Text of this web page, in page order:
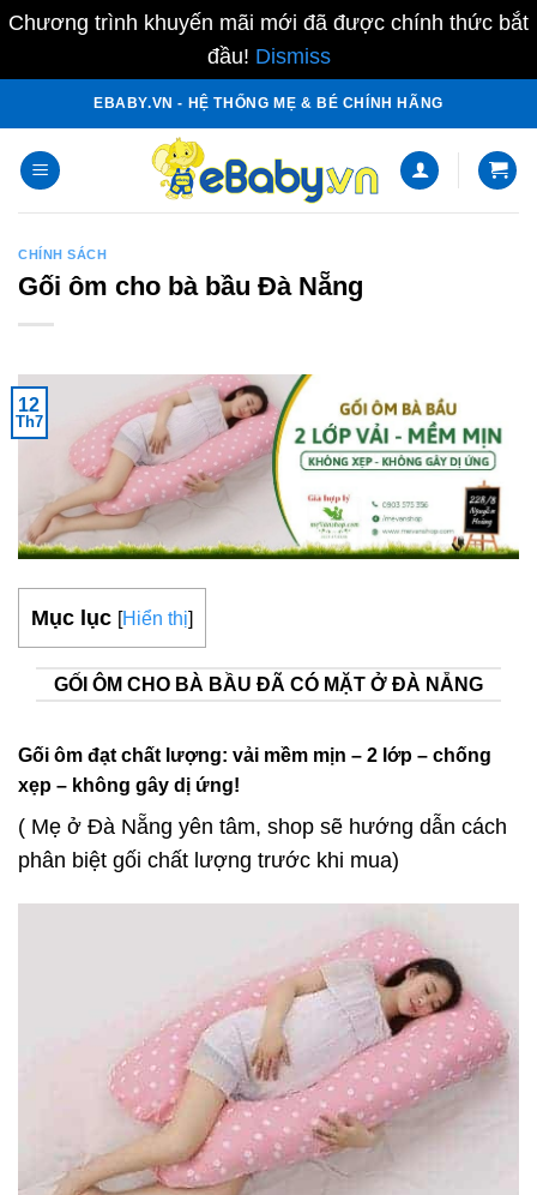
Chương trình khuyến mãi mới đã được chính thức bắt
đầu! Dismiss
content
EBABY.VN - HỆ THỐNG MẸ & BÉ CHÍNH HÃNG
CHÍNH SÁCH
Gối ôm cho bà bầu Đà Nẵng
12
Th7
Mục lục [Hiển thị]
GỐI ÔM CHO BÀ BẦU ĐÃ CÓ MẶT Ở ĐÀ NẴNG
Gối ôm đạt chất lượng: vải mềm mịn – 2 lớp – chống
xẹp – không gây dị ứng!
( Mẹ ở Đà Nẵng yên tâm, shop sẽ hướng dẫn cách
phân biệt gối chất lượng trước khi mua)